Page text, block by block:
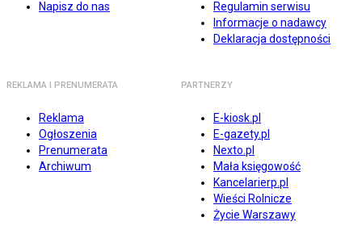
Napisz do nas
Regulamin serwisu
Informacje o nadawcy
Deklaracja dostępności
REKLAMA I PRENUMERATA
Reklama
Ogłoszenia
Prenumerata
Archiwum
PARTNERZY
E-kiosk.pl
E-gazety.pl
Nexto.pl
Mała księgowość
Kancelarierp.pl
Wieści Rolnicze
Życie Warszawy